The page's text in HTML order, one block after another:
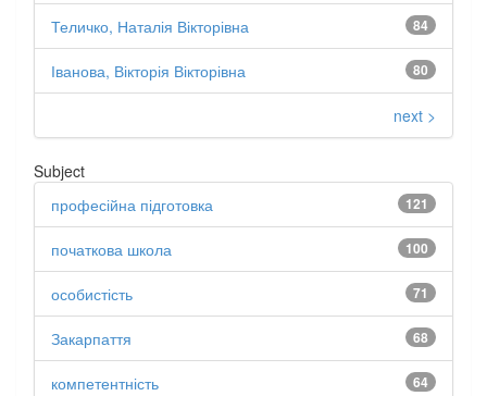
84
Теличко, Наталія Вікторівна
80
Іванова, Вікторія Вікторівна
next >
Subject
121
професійна підготовка
100
початкова школа
71
особистість
68
Закарпаття
64
компетентність